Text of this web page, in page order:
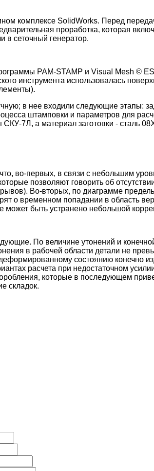
комплексе SolidWorks. Перед
проработка, которая
в сеточный генератор.
PAM-STAMP и Visual Mesh ©
инструмента использовалась
в нее входили следующие этапы:
штамповки и параметров для
7Л, а материал заготовки - сталь
во-первых, в связи с небольшим
позволяют говорить об
Во-вторых, по диаграмме
о временном попадании в область
быть устранено небольшой
По величине утонений и
в рабочей области детали не
состоянию конечно
расчета при недостаточном
которые в последующем
складок.